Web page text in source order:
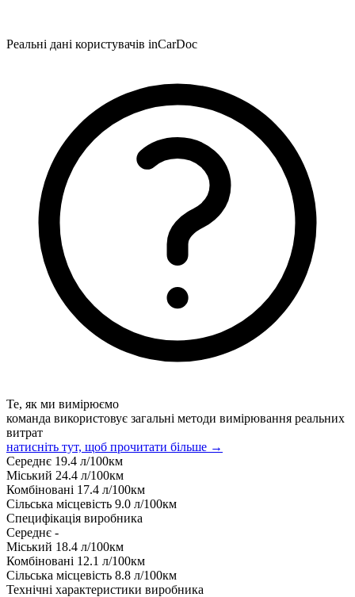
Реальні дані користувачів inCarDoc
Те, як ми вимірюємо
команда використовує загальні методи вимірювання реальних
витрат
натисніть тут, щоб прочитати більше →
Середнє 19.4 л/100км
Міський 24.4 л/100км
Комбіновані 17.4 л/100км
Сільська місцевість 9.0 л/100км
Специфікація виробника
Середнє -
Міський 18.4 л/100км
Комбіновані 12.1 л/100км
Сільська місцевість 8.8 л/100км
Технічні характеристики виробника